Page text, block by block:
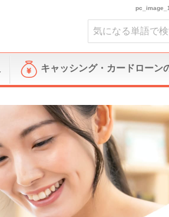
キャッシング・カードローン